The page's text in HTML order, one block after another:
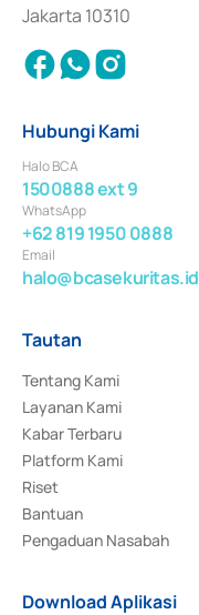
Jakarta 10310
Hubungi Kami
Halo BCA
1500888 ext 9
WhatsApp
+62 819 1950 0888
Email
halo@bcasekuritas.id
Tautan
Tentang Kami
Layanan Kami
Kabar Terbaru
Platform Kami
Riset
Bantuan
Pengaduan Nasabah
Download Aplikasi